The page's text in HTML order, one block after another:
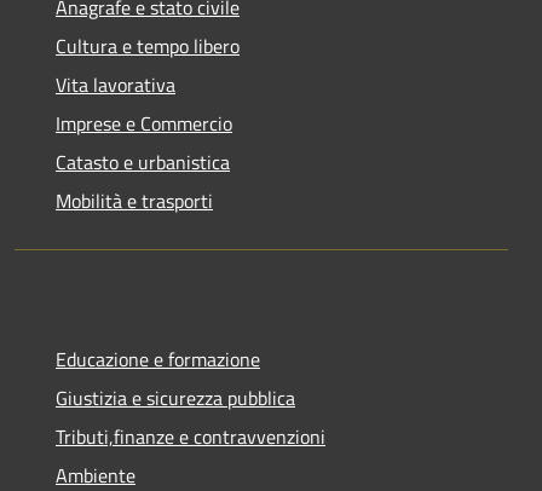
Anagrafe e stato civile
Cultura e tempo libero
Vita lavorativa
Imprese e Commercio
Catasto e urbanistica
Mobilità e trasporti
Educazione e formazione
Giustizia e sicurezza pubblica
Tributi,finanze e contravvenzioni
Ambiente